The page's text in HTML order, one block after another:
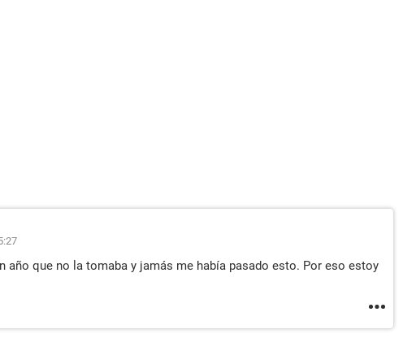
año que no la tomaba y jamás me había pasado esto. Por eso estoy